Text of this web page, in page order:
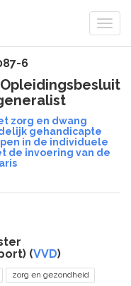
6
zorg en dwang
gehandicapte
in de individuele
de invoering van de
(VVD)
zorg en gezondheid